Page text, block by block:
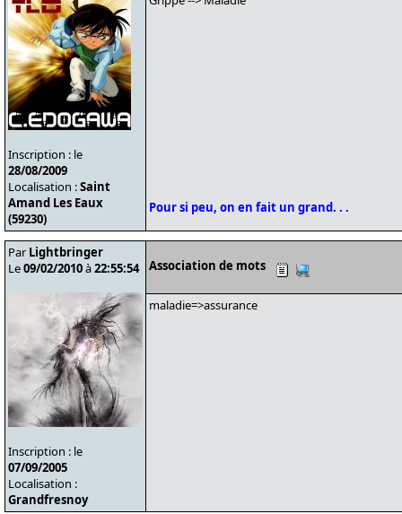
Inscription : le
28/08/2009
Localisation :Saint
Amand Les Eaux
(59230)
Pour si peu, on en fait un grand. . .
Par Lightbringer
Le09/02/2010à22:55:54
Inscription : le
07/09/2005
Localisation :
Grandfresnoy
Association de mots
maladie=>assurance